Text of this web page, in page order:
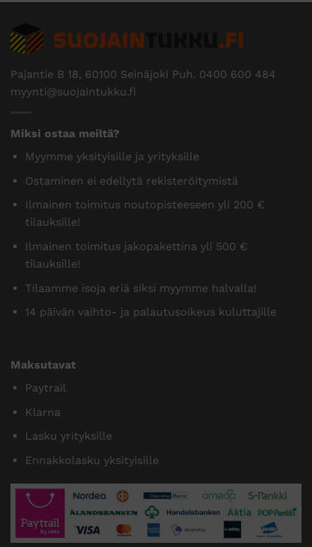
Pajantie B 18, 60100 Seinäjoki Puh. 0400 600 484
myynti@suojaintukku.fi
Miksi ostaa meiltä?
Myymme yksityisille ja yrityksille
Ostaminen ei edellytä rekisteröitymistä
Ilmainen toimitus noutopisteeseen yli 200 €
tilauksille!
Ilmainen toimitus jakopakettina yli 500 €
tilauksille!
Tilaamme isoja eriä siksi myymme halvalla!
14 päivän vaihto- ja palautusoikeus kuluttajille
Maksutavat
Paytrail
Klarna
Lasku yrityksille
Ennakkolasku yksityisille